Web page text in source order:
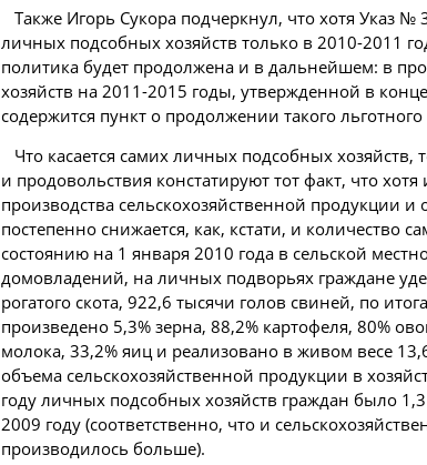
Также Игорь Сукора подчеркнул, что хотя Указ №
личных подсобных хозяйств только в 2010-2011
политика будет продолжена и в дальнейшем: в
хозяйств на 2011-2015 годы, утвержденной в
содержится пункт о продолжении такого
Что касается самих личных подсобных хозяйств,
и продовольствия констатируют тот факт, что
производства сельскохозяйственной продукции
постепенно снижается, как, кстати, и количество
состоянию на 1 января 2010 года в сельской
домовладений, на личных подворьях граждане
рогатого скота, 922,6 тысячи голов свиней, по
произведено 5,3% зерна, 88,2% картофеля, 80%
молока, 33,2% яиц и реализовано в живом весе
объема сельскохозяйственной продукции в
году личных подсобных хозяйств граждан было
2009 году (соответственно, что и
производилось больше).